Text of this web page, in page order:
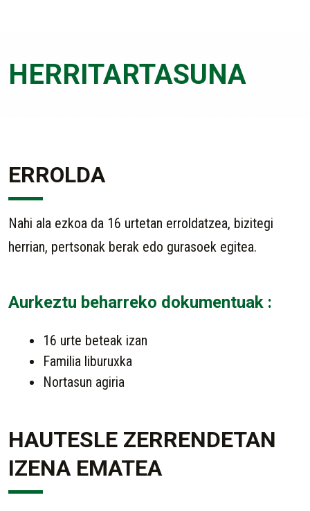
HERRITARTASUNA
ERROLDA
Nahi ala ezkoa da 16 urtetan erroldatzea, bizitegi
herrian, pertsonak berak edo gurasoek egitea.
Aurkeztu beharreko dokumentuak :
16 urte beteak izan
Familia liburuxka
Nortasun agiria
HAUTESLE ZERRENDETAN
IZENA EMATEA